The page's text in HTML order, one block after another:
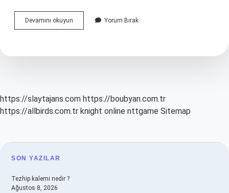
Devamını okuyun Duolingo
Ile
Mi
Yorum Bırak
https://slaytajans.com https://boubyan.com.tr
https://allbirds.com.tr knight online nttgame Sitemap
SIDEBAR
SON YAZILAR
Tezhip kalemi nedir ?
Ağustos 8, 2026